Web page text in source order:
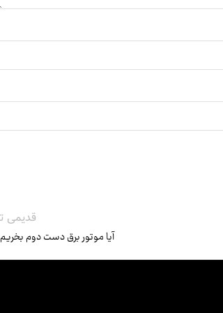
قدیمی
آیا موتور برق دست دوم